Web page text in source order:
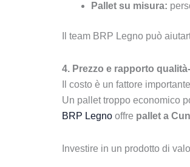
Pallet su misura:
Il team BRP Legno può
4. Prezzo e rapporto
Il costo è un fattore
Un pallet troppo economico
BRP Legno offre pallet a
Investire in un prodotto di